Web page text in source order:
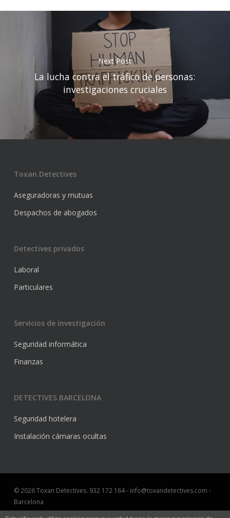
Next Post
La lucha contra el tráfico de personas:
investigaciones cruciales
Toxan Detectives
Aseguradoras y mutuas
Despachos de abogados
Detectives privados
Laboral
Particulares
Servicios de investigación
Seguridad informática
Finanzas
DETECTIVES BARCELONA
Seguridad hotelera
Instalación cámaras ocultas
© 2026 Toxan Detectives. 932 172 164 - info@toxandetectives.com -
Barcelona
Aviso Legal